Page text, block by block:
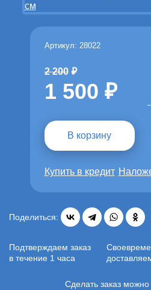
Артикул: 28022
2 200
1 500
В корзину
Купить в кредит
Поделиться:
Подтверждаем заказ
в течение 1 часа
Сделать заказ